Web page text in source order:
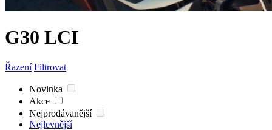
G30 LCI
Řazení Filtrovat
Novinka
Akce
Nejprodávanější
Nejlevnější